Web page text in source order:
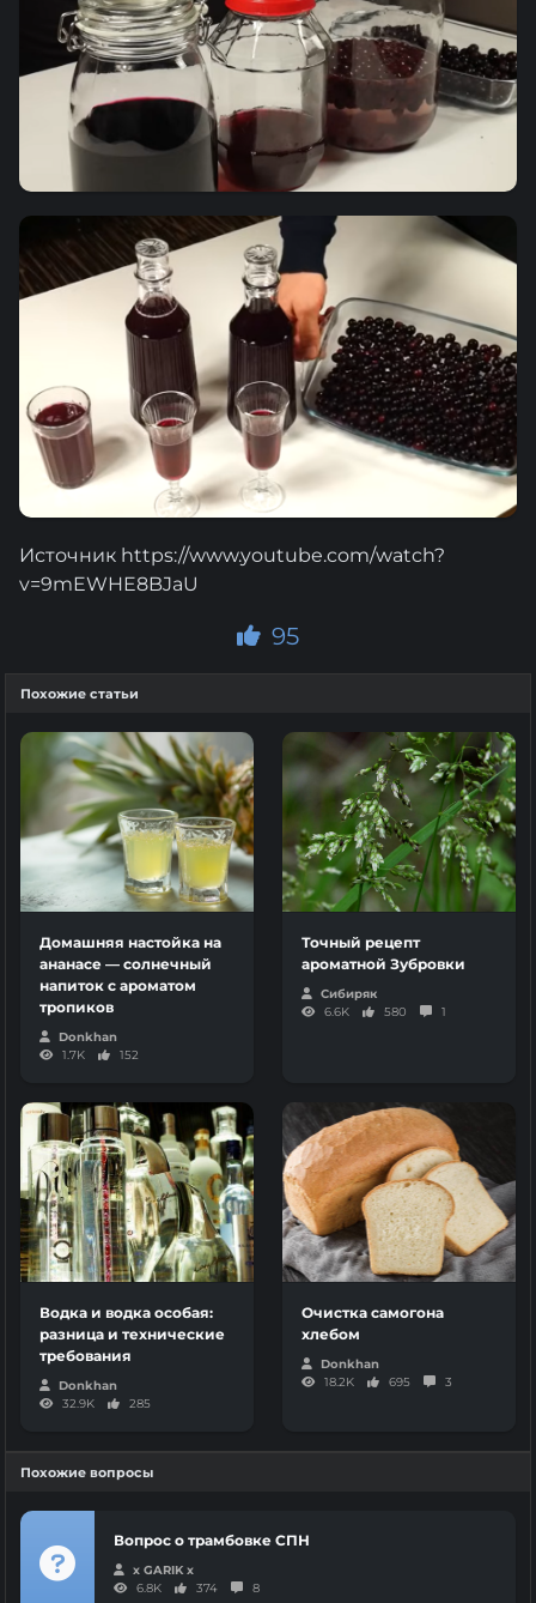
Источник https://www.youtube.com/watch?
v=9mEWHE8BJaU
95
Похожие статьи
Домашняя настойка на
ананасе — солнечный
напиток с ароматом
тропиков
Donkhan
1.7K
152
Точный рецепт
ароматной Зубровки
Сибиряк
6.6K
580 1
Водка и водка особая:
разница и технические
требования
Donkhan
32.9K
285
Очистка самогона
хлебом
Donkhan
18.2K
695 3
Похожие вопросы
Вопрос о трамбовке СПН
x GARIK x
6.8K
374 8